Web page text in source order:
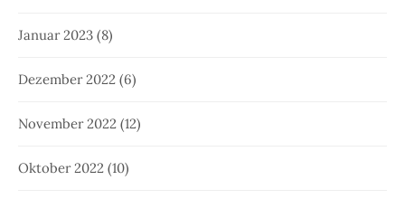
Januar 2023 (8)
Dezember 2022 (6)
November 2022 (12)
Oktober 2022 (10)